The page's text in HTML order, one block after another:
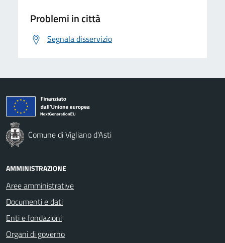
Problemi in città
Segnala disservizio
Comune di Vigliano d'Asti
AMMINISTRAZIONE
Aree amministrative
Documenti e dati
Enti e fondazioni
Organi di governo